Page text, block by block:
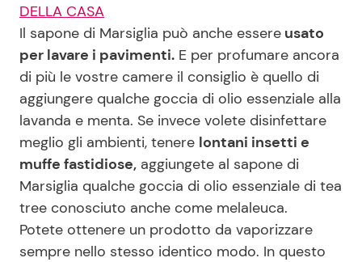
DELLA CASA
Il sapone di Marsiglia può anche essere usato
per lavare i pavimenti. E per profumare ancora
di più le vostre camere il consiglio è quello di
aggiungere qualche goccia di olio essenziale alla
lavanda e menta. Se invece volete disinfettare
meglio gli ambienti, tenere lontani insetti e
muffe fastidiose, aggiungete al sapone di
Marsiglia qualche goccia di olio essenziale di tea
tree conosciuto anche come melaleuca.
Potete ottenere un prodotto da vaporizzare
sempre nello stesso identico modo. In questo